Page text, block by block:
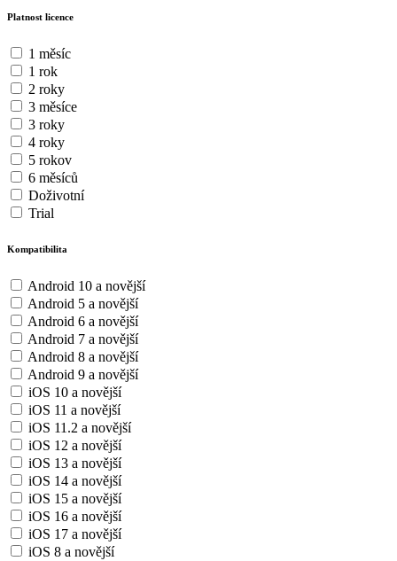
Platnost licence
1 měsíc
1 rok
2 roky
3 měsíce
3 roky
4 roky
5 rokov
6 měsíců
Doživotní
Trial
Kompatibilita
Android 10 a novější
Android 5 a novější
Android 6 a novější
Android 7 a novější
Android 8 a novější
Android 9 a novější
iOS 10 a novější
iOS 11 a novější
iOS 11.2 a novější
iOS 12 a novější
iOS 13 a novější
iOS 14 a novější
iOS 15 a novější
iOS 16 a novější
iOS 17 a novější
iOS 8 a novější